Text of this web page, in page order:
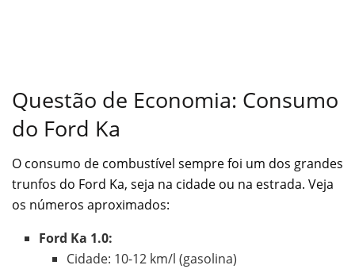
Questão de Economia: Consumo
do Ford Ka
O consumo de combustível sempre foi um dos grandes
trunfos do Ford Ka, seja na cidade ou na estrada. Veja
os números aproximados:
Ford Ka 1.0:
Cidade: 10-12 km/l (gasolina)